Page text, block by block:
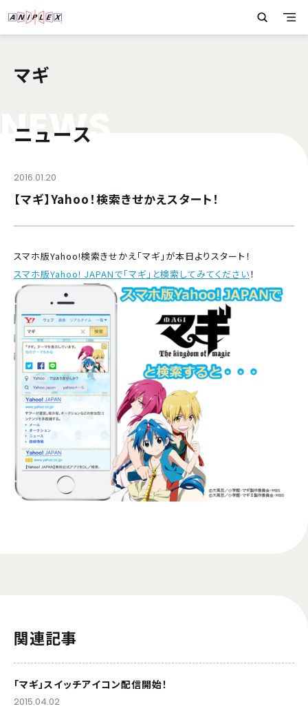
マギ
NEWS
ニュース
2016.01.20
【マギ】Yahoo！検索きせかえスタート！
スマホ版Yahoo!検索きせかえ「マギ」が本日よりスタート！
スマホ版Yahoo! JAPANで「マギ」と検索してみてください！
関連記事
「マギ」スイッチアイコン配信開始！
2015.04.02